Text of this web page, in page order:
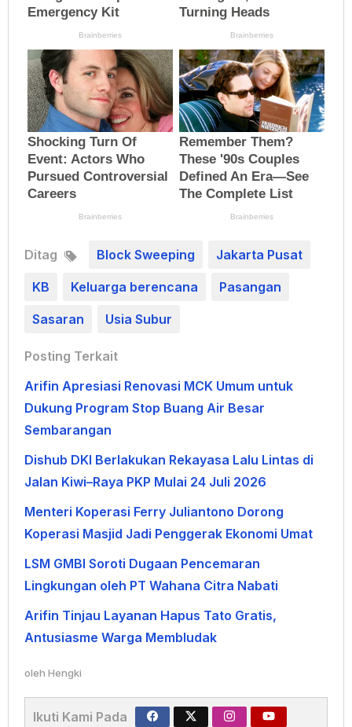
Ditag Block Sweeping Jakarta Pusat
KB Keluarga berencana Pasangan
Sasaran Usia Subur
Posting Terkait
Arifin Apresiasi Renovasi MCK Umum untuk
Dukung Program Stop Buang Air Besar
Sembarangan
Dishub DKI Berlakukan Rekayasa Lalu Lintas di
Jalan Kiwi–Raya PKP Mulai 24 Juli 2026
Menteri Koperasi Ferry Juliantono Dorong
Koperasi Masjid Jadi Penggerak Ekonomi Umat
LSM GMBI Soroti Dugaan Pencemaran
Lingkungan oleh PT Wahana Citra Nabati
Arifin Tinjau Layanan Hapus Tato Gratis,
Antusiasme Warga Membludak
oleh Hengki
Ikuti Kami Pada